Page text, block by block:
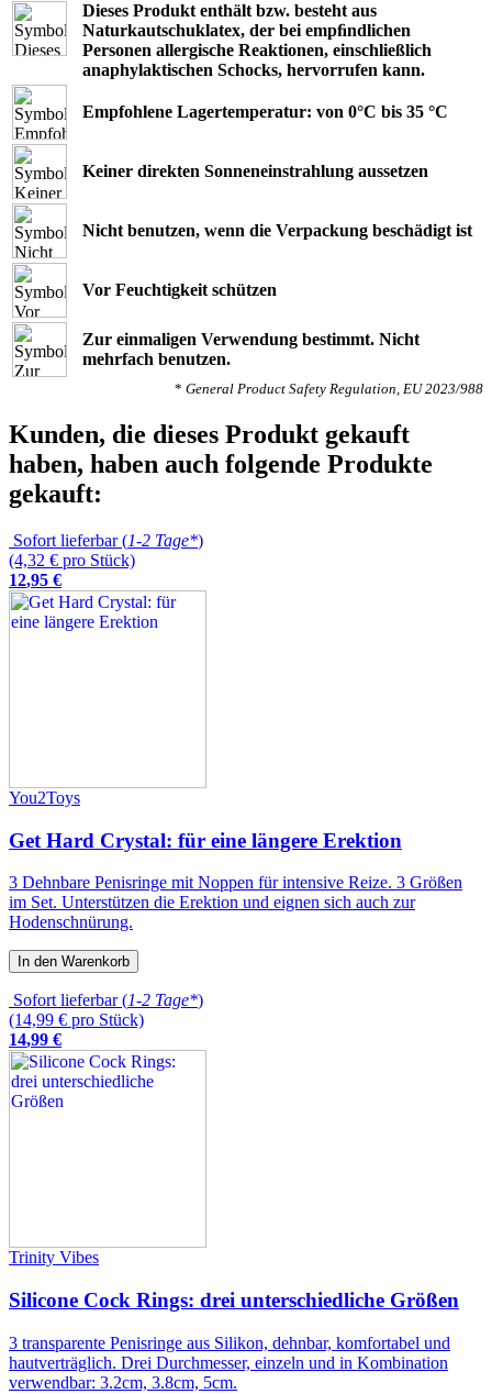
Dieses Produkt enthält bzw. besteht aus
Naturkautschuklatex, der bei empﬁndlichen
Personen allergische Reaktionen, einschließlich
anaphylaktischen Schocks, hervorrufen kann.
Empfohlene Lagertemperatur: von 0°C bis 35 °C
Keiner direkten Sonneneinstrahlung aussetzen
Nicht benutzen, wenn die Verpackung beschädigt ist
Vor Feuchtigkeit schützen
Zur einmaligen Verwendung bestimmt. Nicht
mehrfach benutzen.
* General Product Safety Regulation, EU 2023/988
Kunden, die dieses Produkt gekauft
haben, haben auch folgende Produkte
gekauft:
Sofort lieferbar (1-2 Tage*)
(4,32 € pro Stück)
12,95 €
You2Toys
Get Hard Crystal: für eine längere Erektion
3 Dehnbare Penisringe mit Noppen für intensive Reize. 3 Größen
im Set. Unterstützen die Erektion und eignen sich auch zur
Hodenschnürung.
In den Warenkorb
Sofort lieferbar (1-2 Tage*)
(14,99 € pro Stück)
14,99 €
Trinity Vibes
Silicone Cock Rings: drei unterschiedliche Größen
3 transparente Penisringe aus Silikon, dehnbar, komfortabel und
hautverträglich. Drei Durchmesser, einzeln und in Kombination
verwendbar: 3.2cm, 3.8cm, 5cm.